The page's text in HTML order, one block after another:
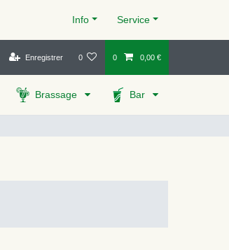
Info Service
Enregistrer 0 0 0,00 €
Brassage Bar